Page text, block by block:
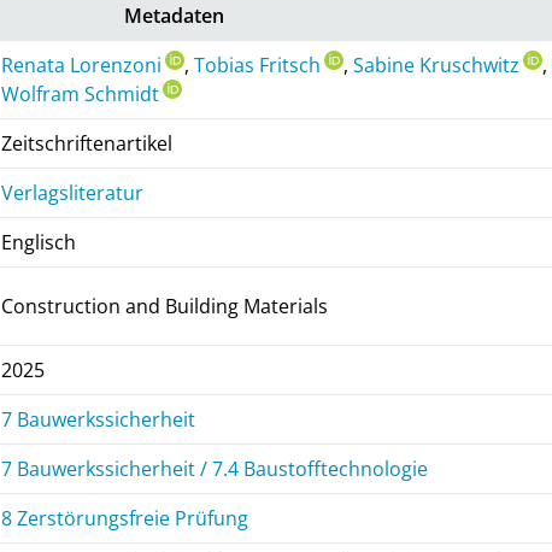
Metadaten
Renata Lorenzoni ,Tobias Fritsch ,Sabine Kruschwitz ,
Wolfram Schmidt
Zeitschriftenartikel
Verlagsliteratur
Englisch
Construction and Building Materials
2025
7 Bauwerkssicherheit
7 Bauwerkssicherheit / 7.4 Baustofftechnologie
8 Zerstörungsfreie Prüfung